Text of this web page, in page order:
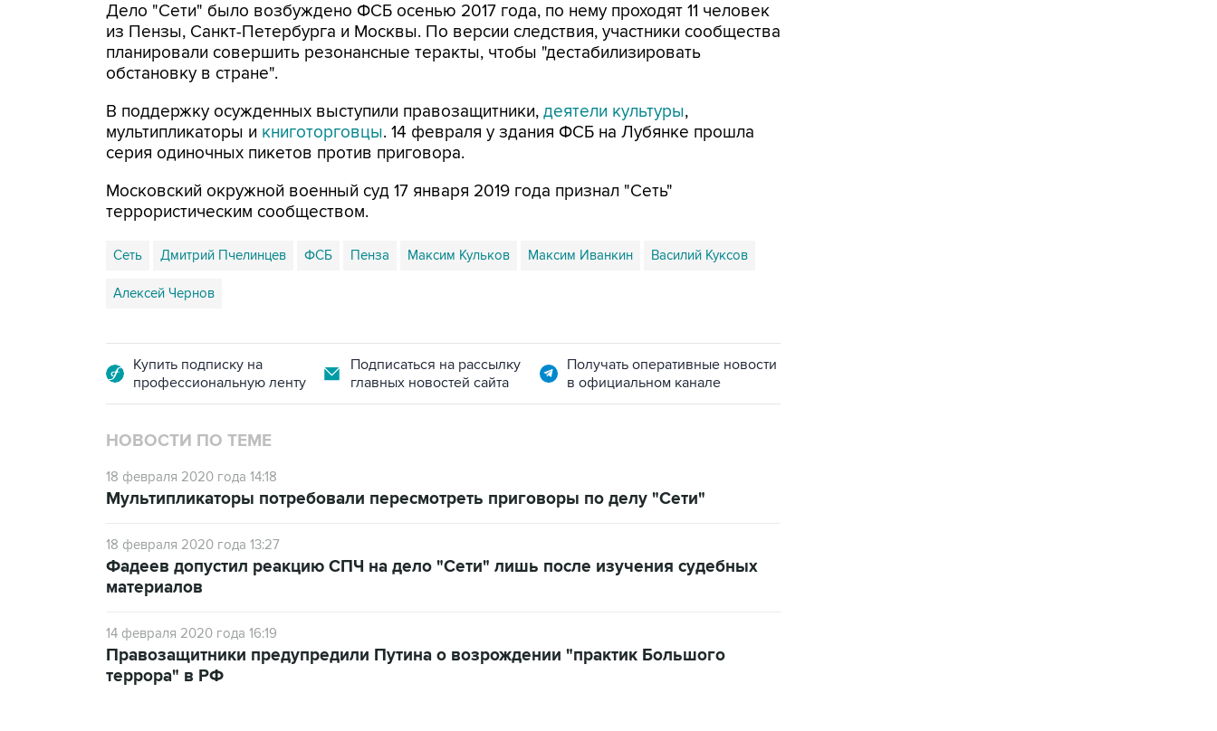
Дело "Сети" было возбуждено ФСБ осенью 2017 года, по нему проходят 11 человек
из Пензы, Санкт-Петербурга и Москвы. По версии следствия, участники сообщества
планировали совершить резонансные теракты, чтобы "дестабилизировать
обстановку в стране".
В поддержку осужденных выступили правозащитники, деятели культуры,
мультипликаторы и книготорговцы. 14 февраля у здания ФСБ на Лубянке прошла
серия одиночных пикетов против приговора.
Московский окружной военный суд 17 января 2019 года признал "Сеть"
террористическим сообществом.
Сеть Дмитрий Пчелинцев ФСБ Пенза Максим Кульков Максим Иванкин Василий Куксов
Алексей Чернов
Купить подписку на
профессиональную ленту
Подписаться на рассылку
главных новостей сайта
Получать оперативные новости
в официальном канале
НОВОСТИ ПО ТЕМЕ
18 февраля 2020 года 14:18
Мультипликаторы потребовали пересмотреть приговоры по делу "Сети"
18 февраля 2020 года 13:27
Фадеев допустил реакцию СПЧ на дело "Сети" лишь после изучения судебных
материалов
14 февраля 2020 года 16:19
Правозащитники предупредили Путина о возрождении "практик Большого
террора" в РФ